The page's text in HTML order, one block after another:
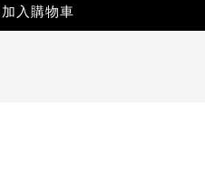
加入購物車